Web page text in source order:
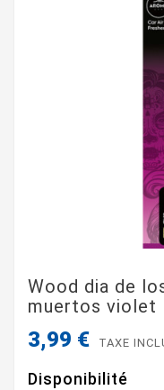
Wood dia de
muertos violet
3,99 € TAXE
Disponibilité